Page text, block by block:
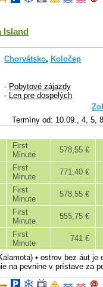
Island
Chorvátsko, Koločep
- Pobytové zájazdy
- Len pre dospelých
Termíny od: 10.09., 4, 5,
First
Minute
578,55 €
First
Minute
771,40 €
First
Minute
578,55 €
First
Minute
555,75 €
First
Minute
741 €
• ostrov bez áut je
na pevnine v prístave za